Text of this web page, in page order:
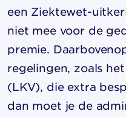
een Ziektewet-
niet mee voor de
premie.
regelingen, zoals
(LKV), die extra
dan moet je de